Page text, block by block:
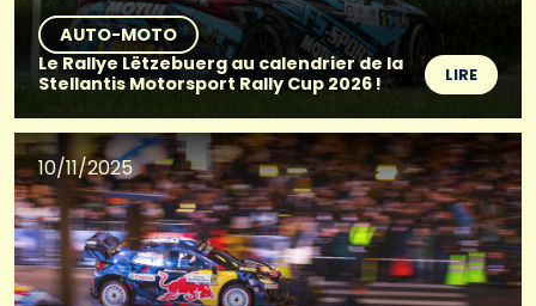
AUTO-MOTO
Le Rallye Lëtzebuerg au calendrier de la
Stellantis Motorsport Rally Cup 2026 !
LIRE
10/11/2025